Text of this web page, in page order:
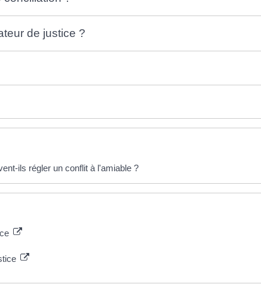
de justice ?
ils régler un conflit à l'amiable ?